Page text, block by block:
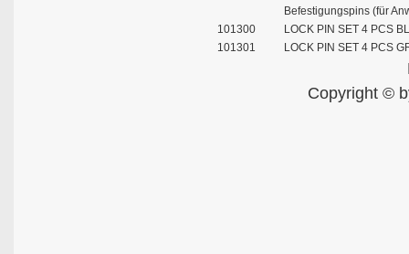
Befestigungspins (für
101300
LOCK PIN SET 4 PCS
101301
LOCK PIN SET 4 PCS
Copyright ©